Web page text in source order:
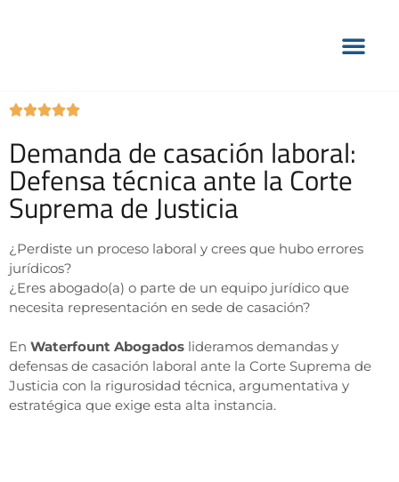
Demanda de casación laboral:
Defensa técnica ante la Corte
Suprema de Justicia
¿Perdiste un proceso laboral y crees que hubo errores
jurídicos?
¿Eres abogado(a) o parte de un equipo jurídico que
necesita representación en sede de casación?
En Waterfount Abogados lideramos demandas y
defensas de casación laboral ante la Corte Suprema de
Justicia con la rigurosidad técnica, argumentativa y
estratégica que exige esta alta instancia.